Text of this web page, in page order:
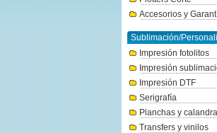
Accesorios y
Sublimación/
Impresión fotolitos
Impresión
Impresión DTF
Serigrafía
Planchas y
Transfers y vinilos